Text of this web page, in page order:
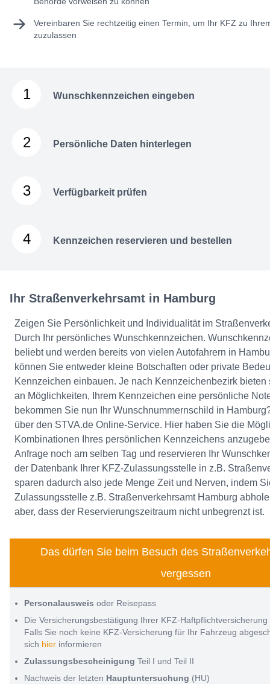
Vereinbaren Sie rechtzeitig einen Termin, um Ihr KFZ zu
zuzulassen
1 Wunschkennzeichen eingeben
2 Persönliche Daten hinterlegen
3 Verfügbarkeit prüfen
4 Kennzeichen reservieren und bestellen
Ihr Straßenverkehrsamt in Hamburg
Zeigen Sie Persönlichkeit und Individualität im
Durch Ihr persönliches Wunschkennzeichen.
beliebt und werden bereits von vielen Autofahrern in
können Sie entweder kleine Botschaften oder private
Kennzeichen einbauen. Je nach Kennzeichenbezirk
an Möglichkeiten, Ihrem Kennzeichen eine persönliche
bekommen Sie nun Ihr Wunschnummernschild in
über den STVA.de Online-Service. Hier haben Sie die
Kombinationen Ihres persönlichen Kennzeichens
Anfrage noch am selben Tag und reservieren Ihr
der Datenbank Ihrer KFZ-Zulassungsstelle in z.B.
sparen dadurch also jede Menge Zeit und Nerven, indem
Zulassungsstelle z.B. Straßenverkehrsamt Hamburg
aber, dass der Reservierungszeitraum nicht unbegrenzt ist.
Das dürfen Sie beim Besuch des
vergessen
Personalausweis oder Reisepass
Die Versicherungsbestätigung Ihrer KFZ-
Falls Sie noch keine KFZ-Versicherung für Ihr Fahrzeug
sich hier informieren
Zulassungsbescheinigung Teil I und Teil II
Nachweis der letzten Hauptuntersuchung (HU)